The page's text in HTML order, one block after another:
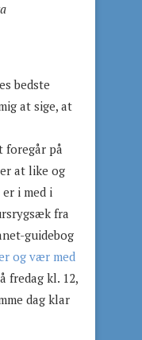
bedste
at sige, at
foregår på
at like og
i med i
fra
guidebog
og vær med
fredag kl. 12,
dag klar